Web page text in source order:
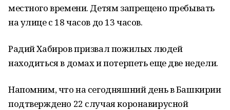
местного времени. Детям запрещено пребывать
на улице с 18 часов до 13 часов.
Радий Хабиров призвал пожилых людей
находиться в домах и потерпеть еще две недели.
Напомним, что на сегодняшний день в Башкирии
подтверждено 22 случая коронавирусной